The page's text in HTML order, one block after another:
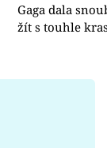
Gaga dala
žít s touhle